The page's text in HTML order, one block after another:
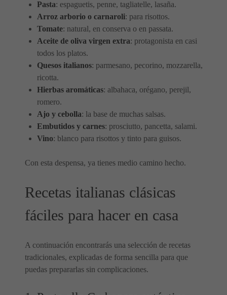
Pasta: espaguetis, penne, tagliatelle, lasaña.
Arroz arborio o carnaroli: para risottos.
Tomate: natural, en conserva o en passata.
Aceite de oliva virgen extra: protagonista en casi
todos los platos.
Quesos italianos: parmesano, pecorino, mozzarella,
ricotta.
Hierbas aromáticas: albahaca, orégano, perejil,
romero.
Ajo y cebolla: la base de muchas salsas.
Embutidos y carnes: prosciutto, pancetta, salami.
Vino: blanco para risottos y tinto para guisos.
Con esta despensa, ya tienes medio camino hecho.
Recetas italianas clásicas
fáciles para hacer en casa
A continuación encontrarás una selección de recetas
tradicionales, explicadas de forma sencilla para que
puedas prepararlas sin complicaciones.